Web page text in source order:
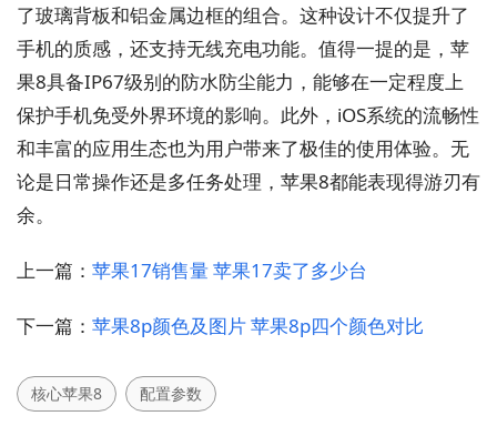
了玻璃背板和铝金属边框的组合。这种设计不仅提升了
手机的质感，还支持无线充电功能。值得一提的是，苹
果8具备IP67级别的防水防尘能力，能够在一定程度上
保护手机免受外界环境的影响。此外，iOS系统的流畅性
和丰富的应用生态也为用户带来了极佳的使用体验。无
论是日常操作还是多任务处理，苹果8都能表现得游刃有
余。
上一篇： 苹果17销售量 苹果17卖了多少台
下一篇： 苹果8p颜色及图片 苹果8p四个颜色对比
核心苹果8 配置参数